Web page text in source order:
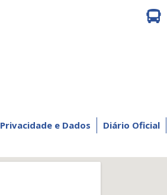
Privacidade e Dados Diário Oficial